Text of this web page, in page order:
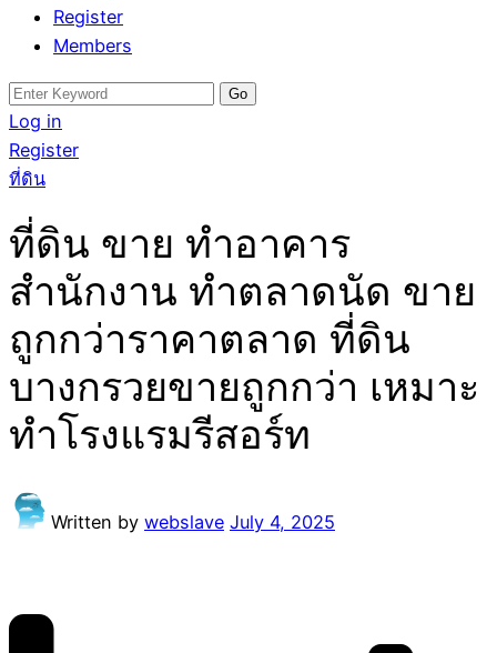
Register
Members
Search
for:
Log in
Register
ที่ดิน
ที่ดิน ขาย ทำอาคาร
สำนักงาน ทำตลาดนัด ขาย
ถูกกว่าราคาตลาด ที่ดิน
บางกรวยขายถูกกว่า เหมาะ
ทำโรงแรมรีสอร์ท
Written by webslave July 4, 2025